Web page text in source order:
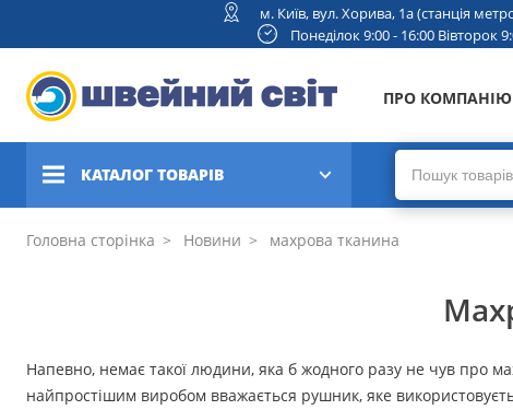
м. Київ, вул. Хорива, 1а (станція
Понеділок 9:00 - 16:00 Вівторок
ПРО КОМПАНІЮ
КАТАЛОГ ТОВАРІВ
Швейні машини
Коверлоки, оверлоки,
плоскошовні машини
Головна сторінка Новини махрова тканина
Напевно, немає такої людини, яка б жодного разу не чув про
найпростішим виробом вважається рушник, яке